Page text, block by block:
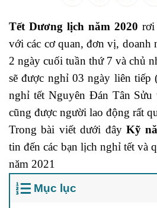
Tết Dương lịch năm 2020
với các cơ quan, đơn vị, doanh
2 ngày cuối tuần thứ 7 và chủ
sẽ được nghỉ 03 ngày liên
nghỉ tết Nguyên Đán Tân Sửu
cũng được người lao động rất
Trong bài viết dưới đây Kỹ
tin đến các bạn lịch nghỉ tết và
năm 2021
Mục lục